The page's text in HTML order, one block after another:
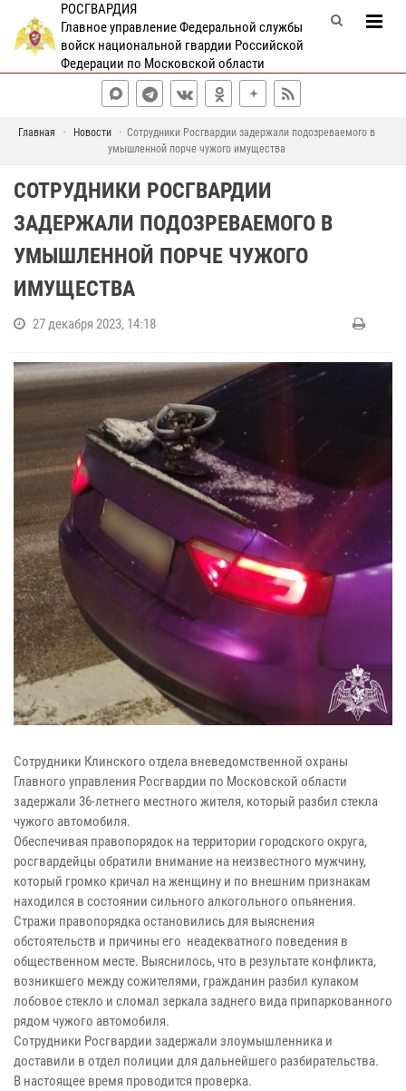
РОСГВАРДИЯ
Главное управление Федеральной службы
войск национальной гвардии Российской
Федерации по Московской области
Главная Новости
Сотрудники Росгвардии задержали подозреваемого в
умышленной порче чужого имущества
СОТРУДНИКИ РОСГВАРДИИ
ЗАДЕРЖАЛИ ПОДОЗРЕВАЕМОГО В
УМЫШЛЕННОЙ ПОРЧЕ ЧУЖОГО
ИМУЩЕСТВА
27 декабря 2023, 14:18
Сотрудники Клинского отдела вневедомственной охраны
Главного управления Росгвардии по Московской области
задержали 36-летнего местного жителя, который разбил стекла
чужого автомобиля.
Обеспечивая правопорядок на территории городского округа,
росгвардейцы обратили внимание на неизвестного мужчину,
который громко кричал на женщину и по внешним признакам
находился в состоянии сильного алкогольного опьянения.
Стражи правопорядка остановились для выяснения
обстоятельств и причины его неадекватного поведения в
общественном месте. Выяснилось, что в результате конфликта,
возникшего между сожителями, гражданин разбил кулаком
лобовое стекло и сломал зеркала заднего вида припаркованного
рядом чужого автомобиля.
Сотрудники Росгвардии задержали злоумышленника и
доставили в отдел полиции для дальнейшего разбирательства.
В настоящее время проводится проверка.